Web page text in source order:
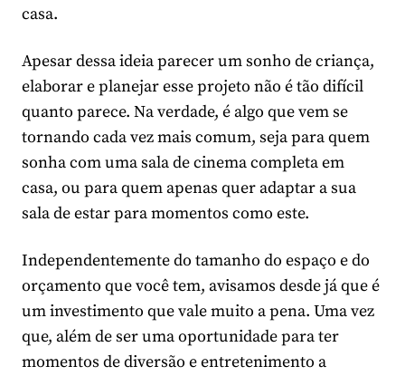
casa.
Apesar dessa ideia parecer um sonho de criança,
elaborar e planejar esse projeto não é tão difícil
quanto parece. Na verdade, é algo que vem se
tornando cada vez mais comum, seja para quem
sonha com uma sala de cinema completa em
casa, ou para quem apenas quer adaptar a sua
sala de estar para momentos como este.
Independentemente do tamanho do espaço e do
orçamento que você tem, avisamos desde já que é
um investimento que vale muito a pena. Uma vez
que, além de ser uma oportunidade para ter
momentos de diversão e entretenimento a